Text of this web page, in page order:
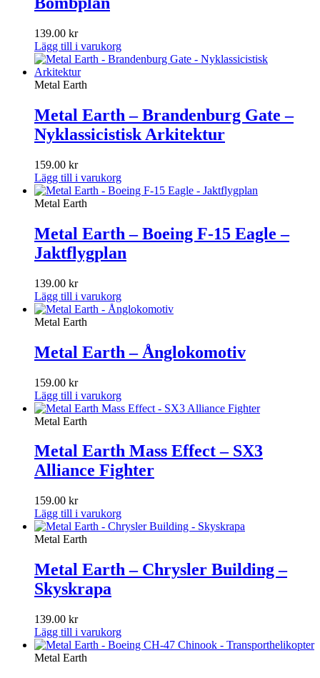
139.00 kr
Lägg till i varukorg
Metal Earth
Metal Earth – Brandenburg Gate –
Nyklassicistisk Arkitektur
159.00 kr
Lägg till i varukorg
Metal Earth
Metal Earth – Boeing F-15 Eagle –
Jaktflygplan
139.00 kr
Lägg till i varukorg
Metal Earth
Metal Earth – Ånglokomotiv
159.00 kr
Lägg till i varukorg
Metal Earth
Metal Earth Mass Effect – SX3
Alliance Fighter
159.00 kr
Lägg till i varukorg
Metal Earth
Metal Earth – Chrysler Building –
Skyskrapa
139.00 kr
Lägg till i varukorg
Metal Earth